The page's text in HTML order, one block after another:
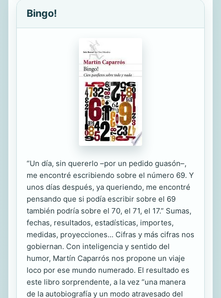
Bingo!
“Un día, sin quererlo –por un pedido guasón–,
me encontré escribiendo sobre el número 69. Y
unos días después, ya queriendo, me encontré
pensando que si podía escribir sobre el 69
también podría sobre el 70, el 71, el 17.” Sumas,
fechas, resultados, estadísticas, importes,
medidas, proyecciones... Cifras y más cifras nos
gobiernan. Con inteligencia y sentido del
humor, Martín Caparrós nos propone un viaje
loco por ese mundo numerado. El resultado es
este libro sorprendente, a la vez “una manera
de la autobiografía y un modo atravesado del